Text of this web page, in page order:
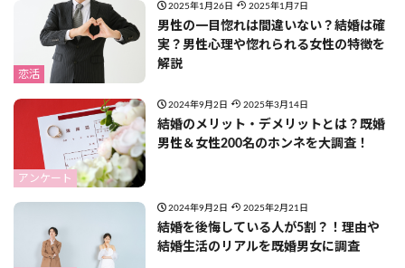
恋活
2025年1月26日 2025年1月7日
男性の一目惚れは間違いない？結婚は確
実？男性心理や惚れられる女性の特徴を
解説
アンケート
2024年9月2日 2025年3月14日
結婚のメリット・デメリットとは？既婚
男性＆女性200名のホンネを大調査！
2024年9月2日 2025年2月21日
結婚を後悔している人が5割？！理由や
結婚生活のリアルを既婚男女に調査